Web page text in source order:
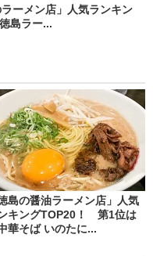
ーメン店」人気ランキン
島ラー...
徳島の醤油ラーメン店」人気
キングTOP20！ 第1位は
中華そば いのたに...